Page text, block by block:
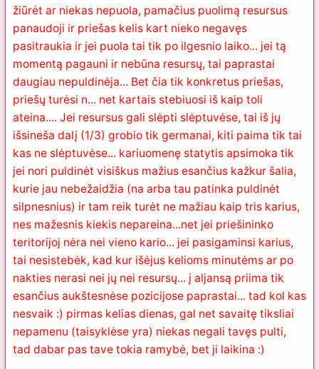
žiūrėt ar niekas nepuola, pamačius puolimą resursus
panaudoji ir priešas kelis kart nieko negavęs
pasitraukia ir jei puola tai tik po ilgesnio laiko... jei tą
momentą pagauni ir nebūna resursų, tai paprastai
daugiau nepuldinėja... Bet čia tik konkretus priešas,
priešų turėsi n... net kartais stebiuosi iš kaip toli
ateina.... Jei resursus gali slėpti slėptuvėse, tai iš jų
išsineša dalį (1/3) grobio tik germanai, kiti paima tik tai
kas ne slėptuvėse... kariuomenę statytis apsimoka tik
jei nori puldinėt visiškus mažius esančius kažkur šalia,
kurie jau nebežaidžia (na arba tau patinka puldinėt
silpnesnius) ir tam reik turėt ne mažiau kaip tris karius,
nes mažesnis kiekis nepareina...net jei priešininko
teritorijoj nėra nei vieno kario... jei pasigaminsi karius,
tai nesistebėk, kad kur išėjus kelioms minutėms ar po
nakties nerasi nei jų nei resursų... į aljansą priima tik
esančius aukštesnėse pozicijose paprastai... tad kol kas
nesvaik :) pirmas kelias dienas, gal net savaitę tiksliai
nepamenu (taisyklėse yra) niekas negali tavęs pulti,
tad dabar pas tave tokia ramybė, bet ji laikina :)